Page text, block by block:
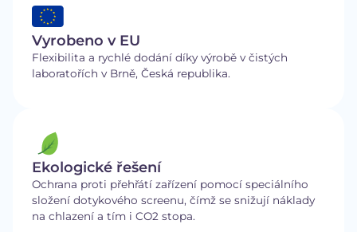
Vyrobeno v EU
Flexibilita a rychlé dodání díky výrobě v čistých
laboratořích v Brně, Česká republika.
Ekologické řešení
Ochrana proti přehřátí zařízení pomocí speciálního
složení dotykového screenu, čímž se snižují náklady
na chlazení a tím i CO2 stopa.